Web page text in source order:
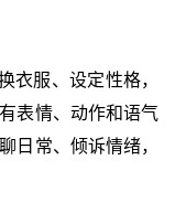
衣服、设定性格，
表情、动作和语气
日常、倾诉情绪，